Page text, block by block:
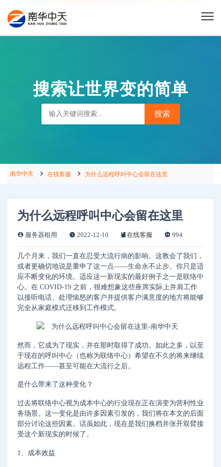
搜索让世界变的简单
南华中天 在线客服 为什么远程呼叫中心会留在这里
为什么远程呼叫中心会留在这里
服务器租用 2022-12-10 在线客服 994
几个月来，我们一直在忍受大流行病的影响。这教会了我们，
或者更确切地说是重申了这一点——生命永不止步。你只是适
应不断变化的环境。适应这一新现实的最好例子之一是联络中
心。在 COVID-19 之前，很难想象这些座席实际上并肩工作
以接听电话、处理恼怒的客户并提供客户满意度的地方将能够
完全从家庭模式迁移到工作模式。
然而，它成为了现实，并在那时取得了成功。如此之多，以至
于现在的呼叫中心（也称为联络中心）希望在不久的将来继续
远程工作——甚至可能在大流行之后。
是什么带来了这种变化？
过去将联络中心视为成本中心的行业现在正在演变为营利性业
务场景。这一变化是由许多因素引发的，我们将在本文的后面
部分讨论这些因素。话虽如此，现在是我们换档并张开双臂接
受这个新现实的时候了。
1、成本效益